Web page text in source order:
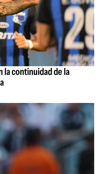
la continuidad de la